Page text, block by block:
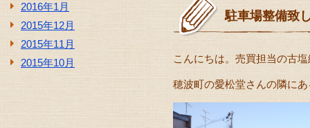
2016年1月
2015年12月
2015年11月
2015年10月
駐車場整備致
こんにちは。売買担当の古
穂波町の愛松堂さんの隣に